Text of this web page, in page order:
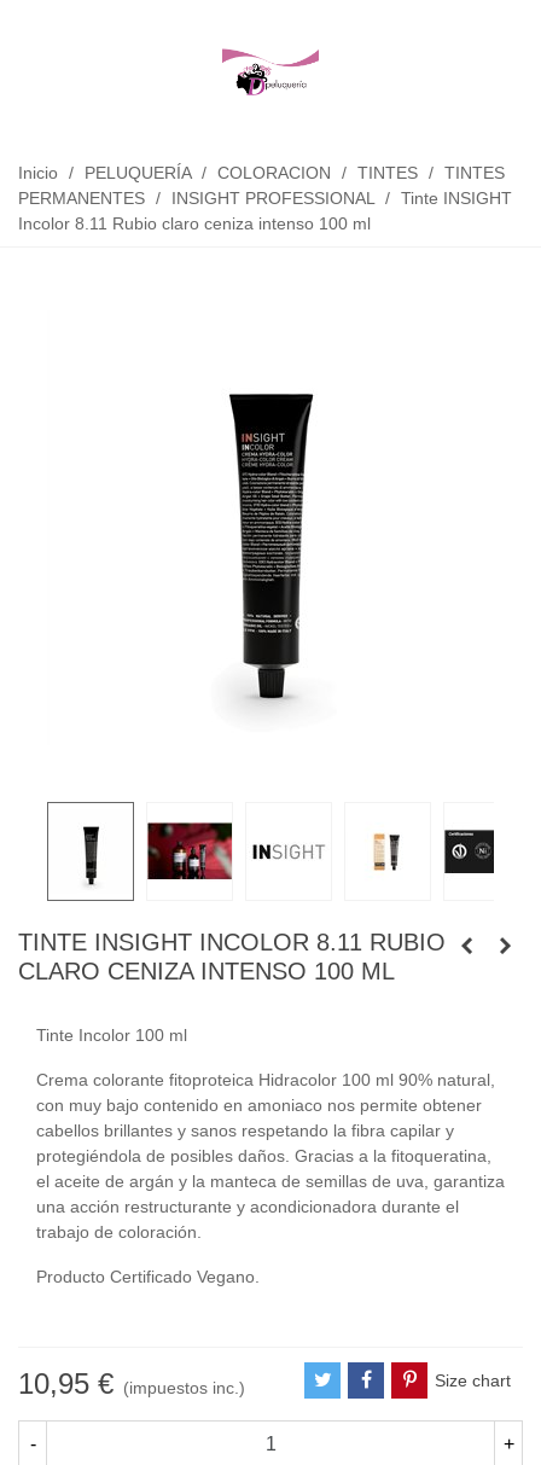
Inicio / PELUQUERÍA / COLORACION / TINTES / TINTES
PERMANENTES / INSIGHT PROFESSIONAL / Tinte INSIGHT
Incolor 8.11 Rubio claro ceniza intenso 100 ml
TINTE INSIGHT INCOLOR 8.11 RUBIO
CLARO CENIZA INTENSO 100 ML
Tinte Incolor 100 ml
Crema colorante fitoproteica Hidracolor 100 ml 90% natural,
con muy bajo contenido en amoniaco nos permite obtener
cabellos brillantes y sanos respetando la fibra capilar y
protegiéndola de posibles daños. Gracias a la fitoqueratina,
el aceite de argán y la manteca de semillas de uva, garantiza
una acción restructurante y acondicionadora durante el
trabajo de coloración.
Producto Certificado Vegano.
10,95 € (impuestos inc.) Size chart
- +